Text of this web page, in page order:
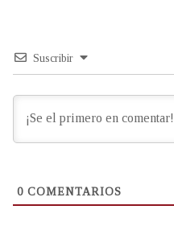
Suscribir
0 COMENTARIOS